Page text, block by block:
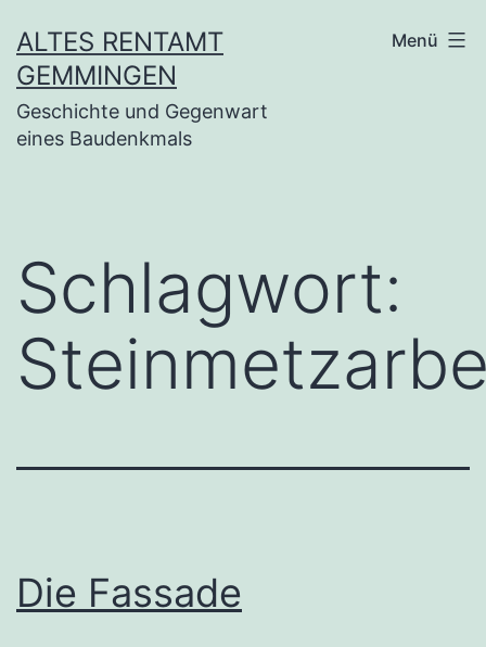
Inhalt
springen
ALTES RENTAMT
GEMMINGEN
Geschichte und Gegenwart
eines Baudenkmals
Menü
Schlagwort:
Die Fassade